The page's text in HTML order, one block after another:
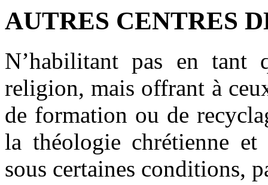
AUTRES CENTRES
N’habilitant pas en tant
religion, mais offrant à
de formation ou de
la théologie chrétienne
sous certaines conditions,